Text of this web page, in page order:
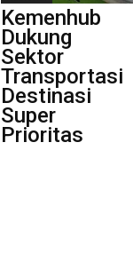
Kemenhub
Dukung
Sektor
Transportasi
Destinasi
Super
Prioritas